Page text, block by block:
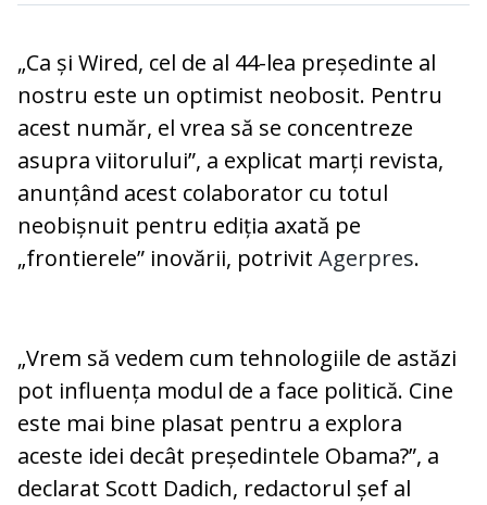
„Ca și Wired, cel de al 44-lea președinte al
nostru este un optimist neobosit. Pentru
acest număr, el vrea să se concentreze
asupra viitorului”, a explicat marți revista,
anunțând acest colaborator cu totul
neobișnuit pentru ediția axată pe
„frontierele” inovării, potrivit Agerpres.
„Vrem să vedem cum tehnologiile de astăzi
pot influența modul de a face politică. Cine
este mai bine plasat pentru a explora
aceste idei decât președintele Obama?”, a
declarat Scott Dadich, redactorul șef al